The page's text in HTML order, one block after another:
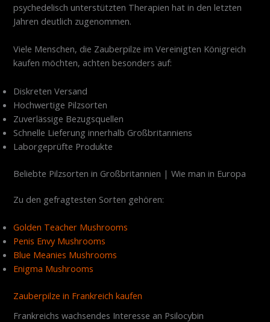
psychedelisch unterstützten Therapien hat in den letzten
Jahren deutlich zugenommen.
Viele Menschen, die Zauberpilze im Vereinigten Königreich
kaufen möchten, achten besonders auf:
Diskreten Versand
Hochwertige Pilzsorten
Zuverlässige Bezugsquellen
Schnelle Lieferung innerhalb Großbritanniens
Laborgeprüfte Produkte
Beliebte Pilzsorten in Großbritannien | Wie man in Europa
Zu den gefragtesten Sorten gehören:
Golden Teacher Mushrooms
Penis Envy Mushrooms
Blue Meanies Mushrooms
Enigma Mushrooms
Zauberpilze in Frankreich kaufen
Frankreichs wachsendes Interesse an Psilocybin